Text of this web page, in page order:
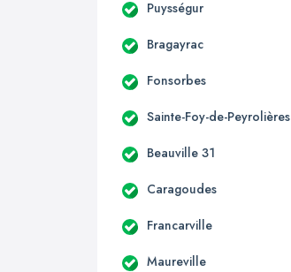
Puysségur
Bragayrac
Fonsorbes
Sainte-Foy-de-Peyrolières
Beauville 31
Caragoudes
Francarville
Maureville